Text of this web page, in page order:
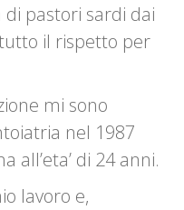
pastori sardi dai
il rispetto per
mi sono
nel 1987
all’eta’ di 24 anni.
lavoro e,